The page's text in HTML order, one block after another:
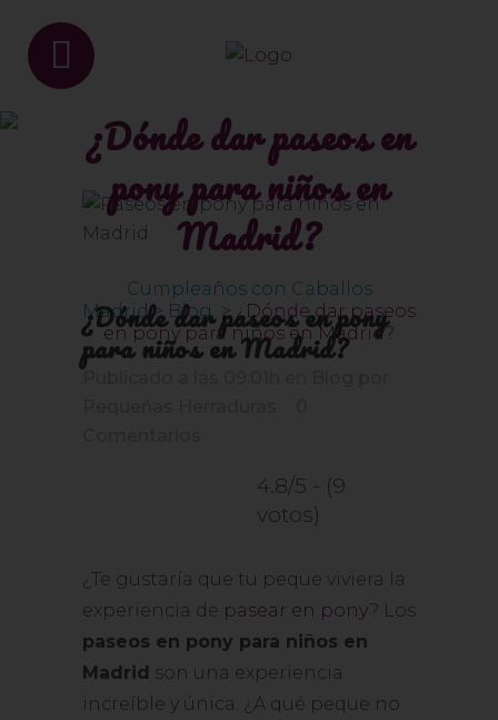
¿Dónde dar paseos en
pony para niños en
Madrid?
Cumpleaños con Caballos
Madrid> Blog > ¿Dónde dar paseos
en pony para niños en Madrid?
¿Dónde dar paseos en pony
para niños en Madrid?
4.8/5 - (9
votos)
¿Te gustaría que tu peque viviera la
experiencia de pasear en pony? Los
paseos en pony para niños en
Madrid son una experiencia
increíble y única. ¿A qué peque no